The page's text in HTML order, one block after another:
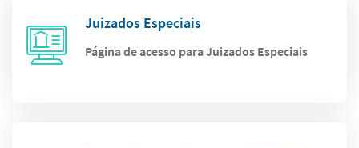
Juizados Especiais
Página de acesso para Juizados Especiais